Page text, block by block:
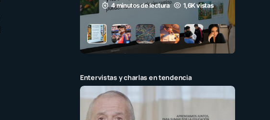
4 minutos de lectura 1,6K vistas
Entervistas y charlas en tendencia